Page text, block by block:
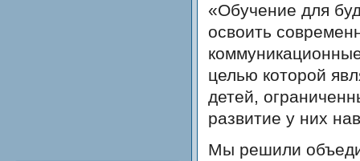
«Обучение для
освоить
целью которой
детей,
развитие у них
Мы решили